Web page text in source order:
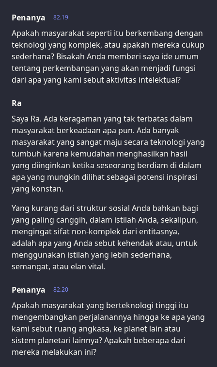
82.19
Penanya
Apakah masyarakat seperti itu berkembang dengan
teknologi yang komplek, atau apakah mereka cukup
sederhana? Bisakah Anda memberi saya ide umum
tentang perkembangan yang akan menjadi fungsi
dari apa yang kami sebut aktivitas intelektual?
Ra
Saya Ra. Ada keragaman yang tak terbatas dalam
masyarakat berkeadaan apa pun. Ada banyak
masyarakat yang sangat maju secara teknologi yang
tumbuh karena kemudahan menghasilkan hasil
yang diinginkan ketika seseorang berdiam di dalam
apa yang mungkin dilihat sebagai potensi inspirasi
yang konstan.
Yang kurang dari struktur sosial Anda bahkan bagi
yang paling canggih, dalam istilah Anda, sekalipun,
mengingat sifat non-komplek dari entitasnya,
adalah apa yang Anda sebut kehendak atau, untuk
menggunakan istilah yang lebih sederhana,
semangat, atau elan vital.
82.20
Penanya
Apakah masyarakat yang berteknologi tinggi itu
mengembangkan perjalanannya hingga ke apa yang
kami sebut ruang angkasa, ke planet lain atau
sistem planetari lainnya? Apakah beberapa dari
mereka melakukan ini?